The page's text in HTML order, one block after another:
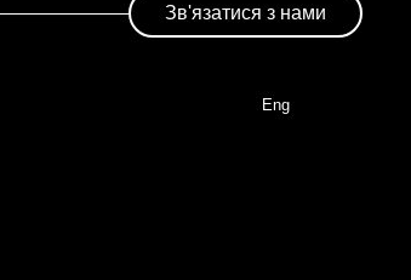
Зв'язатися з нами
Eng